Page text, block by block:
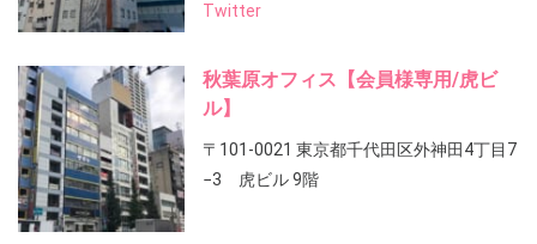
Twitter
秋葉原オフィス【会員様専用/虎ビ
ル】
〒101-0021 東京都千代田区外神田4丁目7
−3 虎ビル 9階